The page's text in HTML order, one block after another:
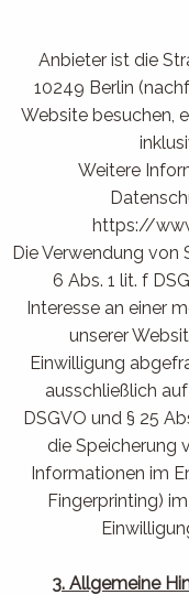
Anbieter ist die
10249 Berlin
Website besuchen,
Weitere
https://
Die Verwendung
6 Abs. 1 lit. f
Interesse an einer
unserer
Einwilligung
ausschließlich
DSGVO und § 25
die Speicherung
Informationen im
Fingerprinting)
3. Allgemeine